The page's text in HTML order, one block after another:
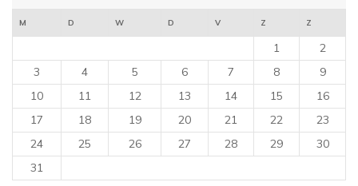
M D W D V Z Z
1
2
3
4 5 6 7 8
9
10
11 12 13 14 15
16
17
18 19 20 21 22
23
24
25 26 27 28 29
30
31